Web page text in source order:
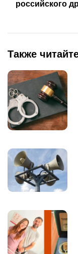
российского
Также